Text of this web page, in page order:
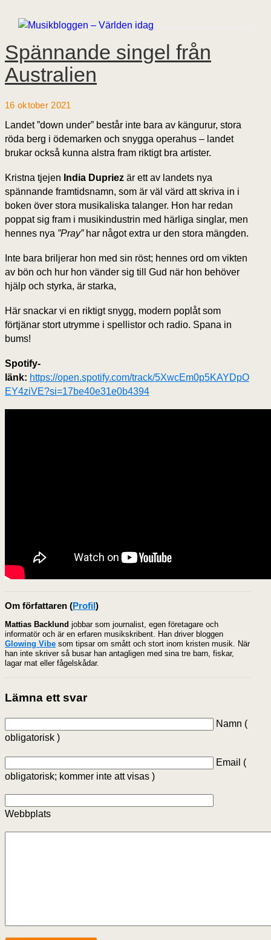
Spännande singel från
Australien
16 oktober 2021
Landet ”down under” består inte bara av kängurur, stora
röda berg i ödemarken och snygga operahus – landet
brukar också kunna alstra fram riktigt bra artister.
Kristna tjejen India Dupriez är ett av landets nya
spännande framtidsnamn, som är väl värd att skriva in i
boken över stora musikaliska talanger. Hon har redan
poppat sig fram i musikindustrin med härliga singlar, men
hennes nya ”Pray” har något extra ur den stora mängden.
Inte bara briljerar hon med sin röst; hennes ord om vikten
av bön och hur hon vänder sig till Gud när hon behöver
hjälp och styrka, är starka,
Här snackar vi en riktigt snygg, modern poplåt som
förtjänar stort utrymme i spellistor och radio. Spana in
bums!
Spotify-
länk: https://open.spotify.com/track/5XwcEm0p5KAYDpO
EY4ziVE?si=17be40e31e0b4394
Om författaren (Profil)
Mattias Backlund jobbar som journalist, egen företagare och
informatör och är en erfaren musikskribent. Han driver bloggen
Glowing Vibe som tipsar om smått och stort inom kristen musik. När
han inte skriver så busar han antagligen med sina tre barn, fiskar,
lagar mat eller fågelskådar.
Lämna ett svar
Namn (
obligatorisk )
Email (
obligatorisk; kommer inte att visas )
Webbplats